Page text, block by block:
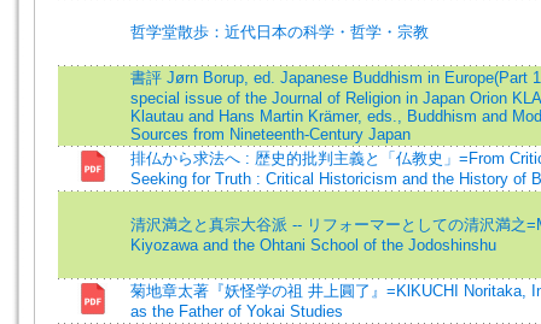
哲学堂散歩：近代日本の科学・哲学・宗教
書評 Jørn Borup, ed. Japanese Buddhism in Europe(Part
special issue of the Journal of Religion in Japan Orion
Klautau and Hans Martin Krämer, eds., Buddhism and
Sources from Nineteenth-Century Japan
排仏から求法へ : 歴史的批判主義と「仏教史」=From
Seeking for Truth : Critical Historicism and the History of
清沢満之と真宗大谷派 -- リフォーマーとしての清沢満之
Kiyozawa and the Ohtani School of the Jodoshinshu
菊地章太著『妖怪学の祖 井上圓了』=KlKUCHI Noritaka,
as the Father of Yokai Studies